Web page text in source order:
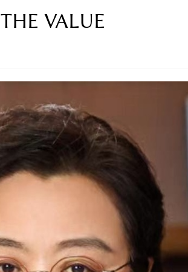
THE VALUE